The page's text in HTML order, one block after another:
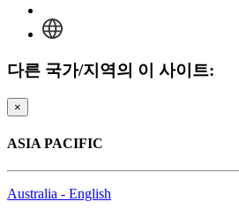
다른 국가/지역의 이 사이트:
×
ASIA PACIFIC
Australia - English